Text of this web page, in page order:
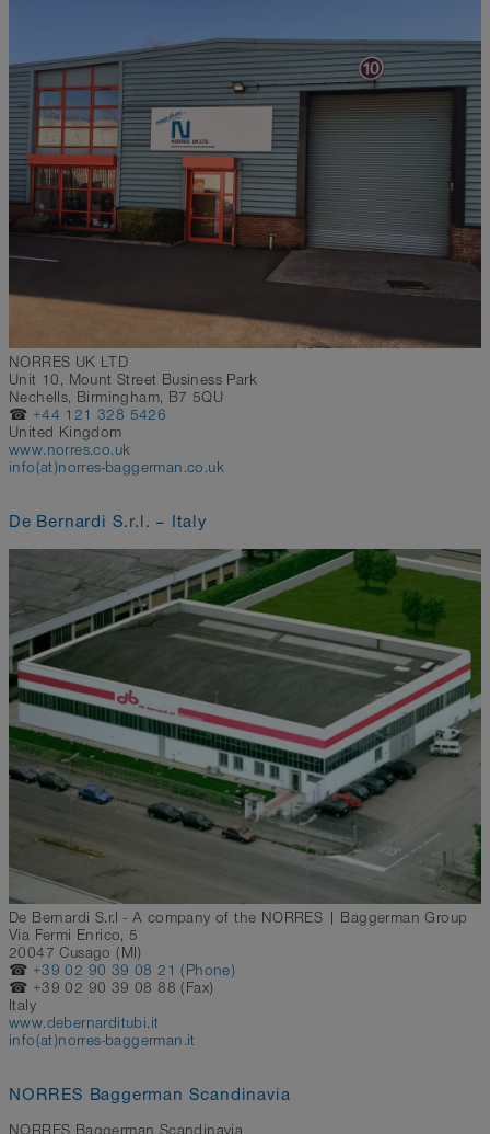
NORRES UK LTD
Unit 10, Mount Street Business Park
Nechells, Birmingham, B7 5QU
☎ +44 121 328 5426
United Kingdom
www.norres.co.uk
info(at)norres-baggerman.co.uk
De Bernardi S.r.l. – Italy
De Bernardi S.r.l - A company of the NORRES | Baggerman Group
Via Fermi Enrico, 5
20047 Cusago (MI)
☎ +39 02 90 39 08 21 (Phone)
☎ +39 02 90 39 08 88 (Fax)
Italy
www.debernarditubi.it
info(at)norres-baggerman.it
NORRES Baggerman Scandinavia